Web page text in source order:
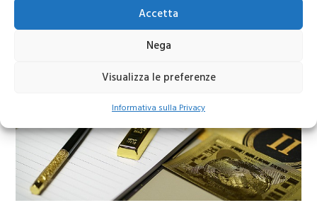
Accetta
Nega
Visualizza le preferenze
Informativa sulla Privacy
Bitcoin 2026: previsioni di prezzo e scenari di